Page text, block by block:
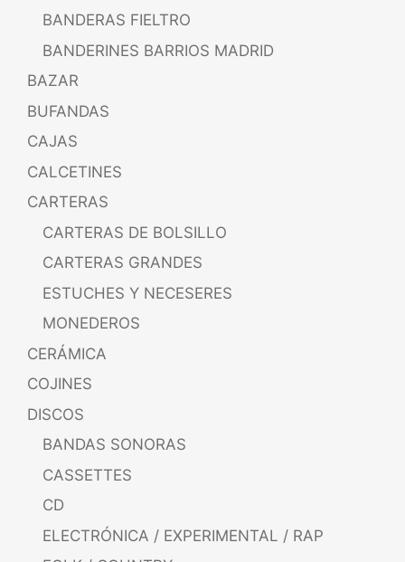
BANDERAS FIELTRO
BANDERINES BARRIOS MADRID
BAZAR
BUFANDAS
CAJAS
CALCETINES
CARTERAS
CARTERAS DE BOLSILLO
CARTERAS GRANDES
ESTUCHES Y NECESERES
MONEDEROS
CERÁMICA
COJINES
DISCOS
BANDAS SONORAS
CASSETTES
CD
ELECTRÓNICA / EXPERIMENTAL / RAP